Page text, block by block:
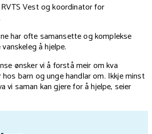
Vest og koordinator for
har ofte samansette og komplekse
å hjelpe.
ønsker vi å forstå meir om kva
barn og unge handlar om. Ikkje minst
vi saman kan gjere for å hjelpe, seier